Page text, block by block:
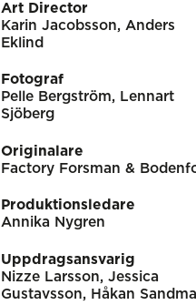
Art Director
Karin Jacobsson, Anders
Eklind
Fotograf
Pelle Bergström, Lennart
Sjöberg
Originalare
Factory Forsman &
Produktionsledare
Annika Nygren
Uppdragsansvarig
Nizze Larsson, Jessica
Gustavsson, Håkan